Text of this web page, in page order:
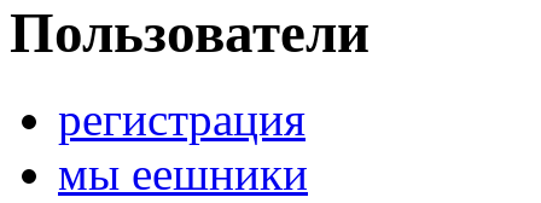
Пользователи
регистрация
мы еешники